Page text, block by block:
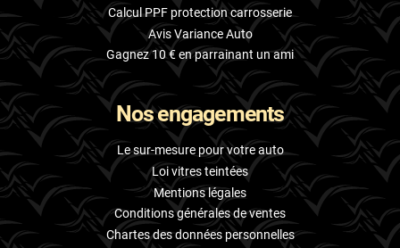
Tata
Tesla
Toyota
Volkswagen
Volvo
Xpeng
Calcul PPF protection carrosserie
Avis Variance Auto
Gagnez 10 € en parrainant un ami
Nos engagements
Le sur-mesure pour votre auto
Loi vitres teintées
Mentions légales
Conditions générales de ventes
Chartes des données personnelles